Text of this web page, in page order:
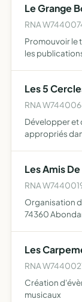
Le Grange
RNA
Promouvoir le
les
Les 5
RNA
Développer et
appropriés
Les Amis
RNA
Organisation
74360
Les
RNA
Création
musicaux